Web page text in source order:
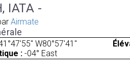
IATA -
Airmate
W80°57'41"
: -04° East